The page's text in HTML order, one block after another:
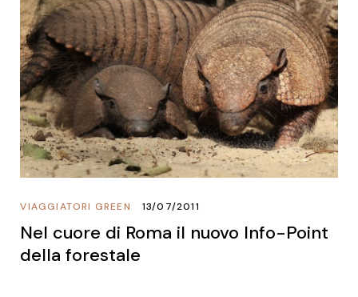
VIAGGIATORI GREEN 13/07/2011
Nel cuore di Roma il nuovo Info-Point
della forestale